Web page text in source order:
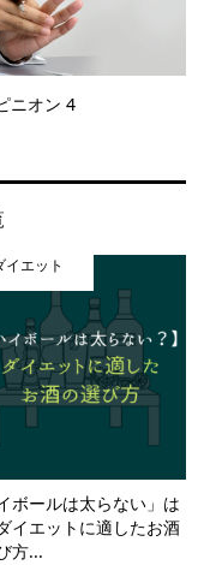
ニオン 4
イエット
ボールは太らない」は
イエットに適したお酒
方...